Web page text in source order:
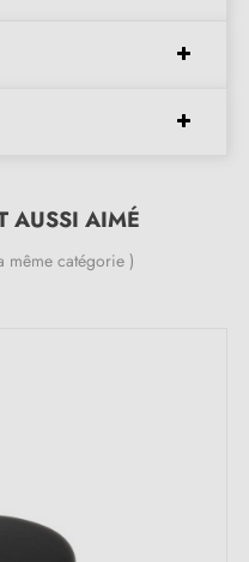
poignée séduit par
AUSSI AIMÉ
même catégorie )